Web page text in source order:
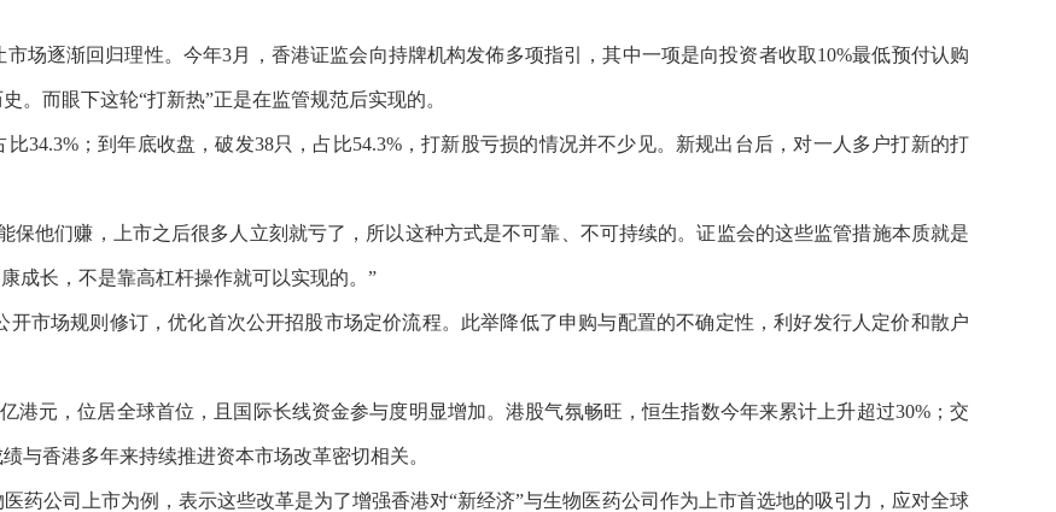
场逐渐回归理性。今年3月，香港证监会向持牌机构发佈多项指引，其中一项是向投资者收取10%最低预付认购
。而眼下这轮“打新热”正是在监管规范后实现的。
34.3%；到年底收盘，破发38只，占比54.3%，打新股亏损的情况并不少见。新规出台后，对一人多户打新的打
保他们赚，上市之后很多人立刻就亏了，所以这种方式是不可靠、不可持续的。证监会的这些监管措施本质就是
成长，不是靠高杠杆操作就可以实现的。”
开市场规则修订，优化首次公开招股市场定价流程。此举降低了申购与配置的不确定性，利好发行人定价和散户
港元，位居全球首位，且国际长线资金参与度明显增加。港股气氛畅旺，恒生指数今年来累计上升超过30%；交
与香港多年来持续推进资本市场改革密切相关。
药公司上市为例，表示这些改革是为了增强香港对“新经济”与生物医药公司作为上市首选地的吸引力，应对全球